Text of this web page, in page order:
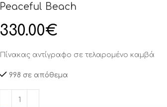
Peaceful Beach
330.00€
Πίνακας αντίγραφο σε τελαρομένο καμβά
998 σε απόθεμα